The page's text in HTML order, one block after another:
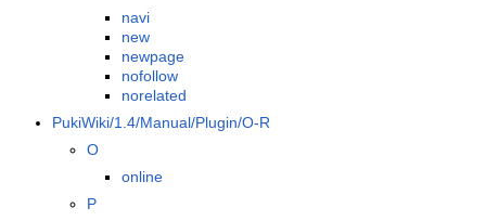
navi
new
newpage
nofollow
norelated
PukiWiki/1.4/Manual/Plugin/O-R
O
online
P